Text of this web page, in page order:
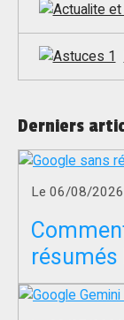
Derniers
Le 06/08/2026
résumés
Firefox ?